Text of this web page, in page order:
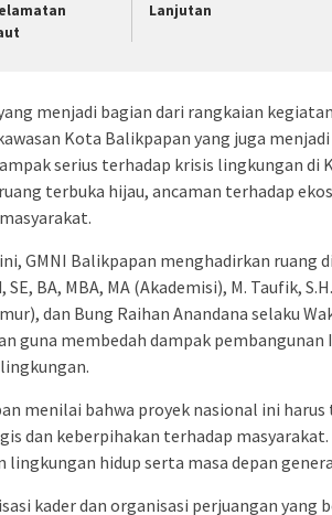
Lanjutan
menjadi bagian dari rangkaian
Kota Balikpapan yang juga
serius terhadap krisis lingkungan di
terbuka hijau, ancaman terhadap
GMNI Balikpapan menghadirkan ruang
BA, MBA, MA (Akademisi), M. Taufik,
dan Bung Raihan Anandana selaku
guna membedah dampak
menilai bahwa proyek nasional ini
dan keberpihakan terhadap
lingkungan hidup serta masa depan
kader dan organisasi perjuangan yang